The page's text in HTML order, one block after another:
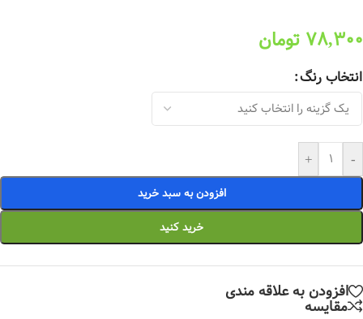
78,300 تومان
انتخاب رنگ
-
+
افزودن به سبد خرید
خرید کنید
افزودن به علاقه مندی
مقایسه